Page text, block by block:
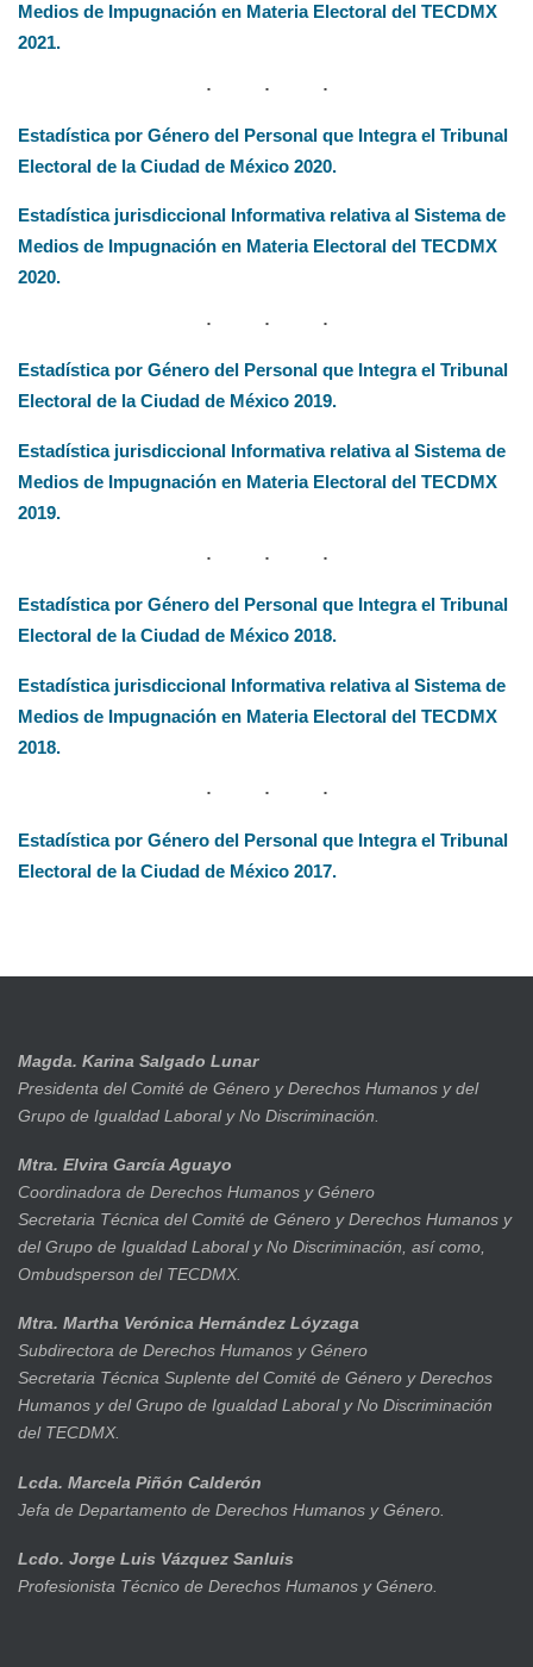
Medios de Impugnación en Materia Electoral del TECDMX
2021.
Estadística por Género del Personal que Integra el Tribunal
Electoral de la Ciudad de México 2020.
Estadística jurisdiccional Informativa relativa al Sistema de
Medios de Impugnación en Materia Electoral del TECDMX
2020.
Estadística por Género del Personal que Integra el Tribunal
Electoral de la Ciudad de México 2019.
Estadística jurisdiccional Informativa relativa al Sistema de
Medios de Impugnación en Materia Electoral del TECDMX
2019.
Estadística por Género del Personal que Integra el Tribunal
Electoral de la Ciudad de México 2018.
Estadística jurisdiccional Informativa relativa al Sistema de
Medios de Impugnación en Materia Electoral del TECDMX
2018.
Estadística por Género del Personal que Integra el Tribunal
Electoral de la Ciudad de México 2017.
Magda. Karina Salgado Lunar
Presidenta del Comité de Género y Derechos Humanos y del
Grupo de Igualdad Laboral y No Discriminación.
Mtra. Elvira García Aguayo
Coordinadora de Derechos Humanos y Género
Secretaria Técnica del Comité de Género y Derechos Humanos y
del Grupo de Igualdad Laboral y No Discriminación, así como,
Ombudsperson del TECDMX.
Mtra. Martha Verónica Hernández Lóyzaga
Subdirectora de Derechos Humanos y Género
Secretaria Técnica Suplente del Comité de Género y Derechos
Humanos y del Grupo de Igualdad Laboral y No Discriminación
del TECDMX.
Lcda. Marcela Piñón Calderón
Jefa de Departamento de Derechos Humanos y Género.
Lcdo. Jorge Luis Vázquez Sanluis
Profesionista Técnico de Derechos Humanos y Género.